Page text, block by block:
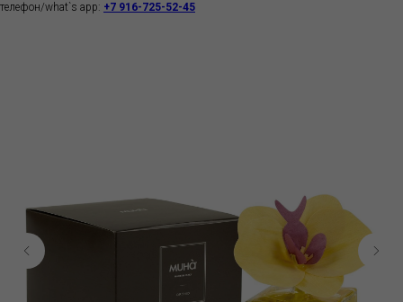
телефон/what`s app: +7 916-725-52-45